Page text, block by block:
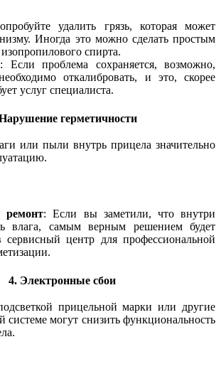
удалить грязь, которая может
Иногда это можно сделать простым
спирта.
: Если проблема сохраняется, возможно,
откалибровать, и это, скорее
услуг специалиста.
герметичности
или пыли внутрь прицела значительно
ремонт: Если вы заметили, что внутри
влага, самым верным решением будет
сервисный центр для профессиональной
4. Электронные сбои
прицельной марки или другие
системе могут снизить функциональность